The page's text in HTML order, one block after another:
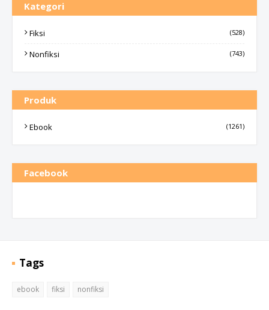
Kategori
Fiksi (528)
Nonfiksi (743)
Produk
Ebook (1261)
Facebook
Tags
ebook fiksi nonfiksi